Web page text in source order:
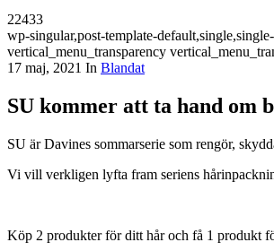
22433
wp-singular,post-template-
vertical_menu_transparency
17 maj, 2021 In Blandat
SU kommer att ta hand om
SU är Davines sommarserie som rengör,
Vi vill verkligen lyfta fram seriens
Köp 2 produkter för ditt hår och få 1 produkt